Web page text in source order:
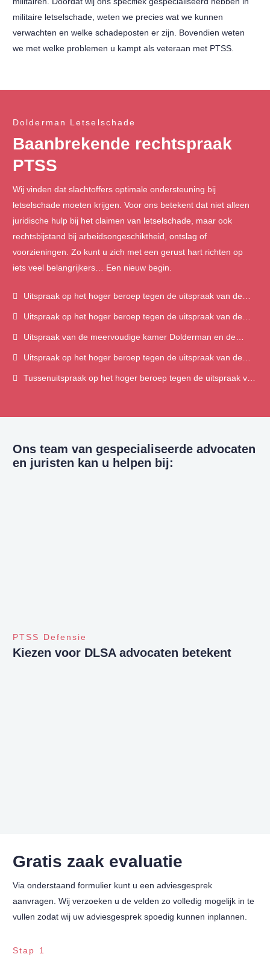
militaire letselschade, weten we precies wat we kunnen
verwachten en welke schadeposten er zijn. Bovendien weten
we met welke problemen u kampt als veteraan met PTSS.
Dolderman Letselschade
Baanbrekende rechtspraak
PTSS
Wij vinden dat slachtoffers optimale ondersteuning bij
letselschade moeten krijgen. Voor ons betekent dat niet alleen
juridische hulp bij het claimen van letselschade, maar ook
rechtsbijstand bij arbeidsongeschiktheid, ontslag of
voorzieningen. Zo kunt u zich met een gerust hart richten op
iets veel belangrijkers… Een nieuw begin.
Uitspraak op het hoger beroep tegen de uitspraak van de
rechtbank Rotterdam
Uitspraak op het hoger beroep tegen de uitspraak van de
rechtbank Den Haag
Uitspraak van de meervoudige kamer Dolderman en de
korpschef van de politie
Uitspraak op het hoger beroep tegen de uitspraak van de
rechtbank Den Haag
Tussenuitspraak op het hoger beroep tegen de uitspraak van
Ons team van gespecialiseerde advocaten
en juristen kan u helpen bij:
PTSS Defensie
Kiezen voor DLSA advocaten betekent
Gratis zaak evaluatie
Via onderstaand formulier kunt u een adviesgesprek
aanvragen. Wij verzoeken u de velden zo volledig mogelijk in te
vullen zodat wij uw adviesgesprek spoedig kunnen inplannen.
Stap 1